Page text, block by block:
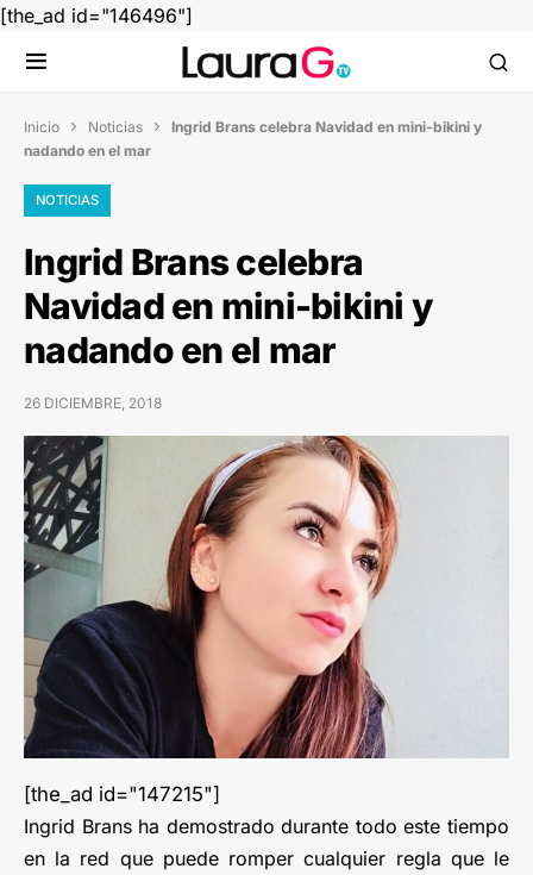
[the_ad id="146496"]
Inicio  Noticias  Ingrid Brans celebra Navidad en mini-bikini y
nadando en el mar
NOTICIAS
Ingrid Brans celebra
Navidad en mini-bikini y
nadando en el mar
26 DICIEMBRE, 2018
[the_ad id="147215"]
Ingrid Brans ha demostrado durante todo este tiempo
en la red que puede romper cualquier regla que le